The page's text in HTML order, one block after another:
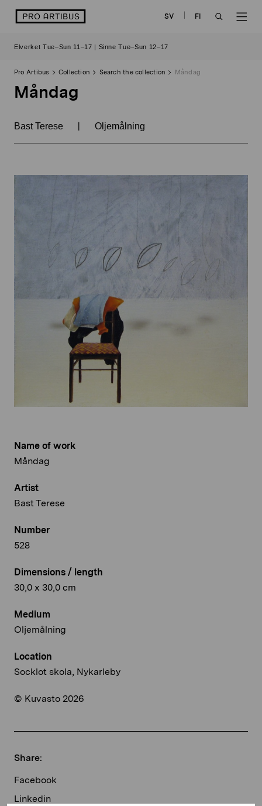
logo SV
FI
Elverket Tue–Sun 11–17 | Sinne Tue–Sun 12–17
Pro Artibus Collection Search the collection Måndag
Måndag
Bast Terese | Oljemålning
Name of work
Måndag
Artist
Bast Terese
Number
528
Dimensions / length
30,0 x 30,0 cm
Medium
Oljemålning
Location
Socklot skola, Nykarleby
© Kuvasto 2026
Share:
Facebook
Linkedin